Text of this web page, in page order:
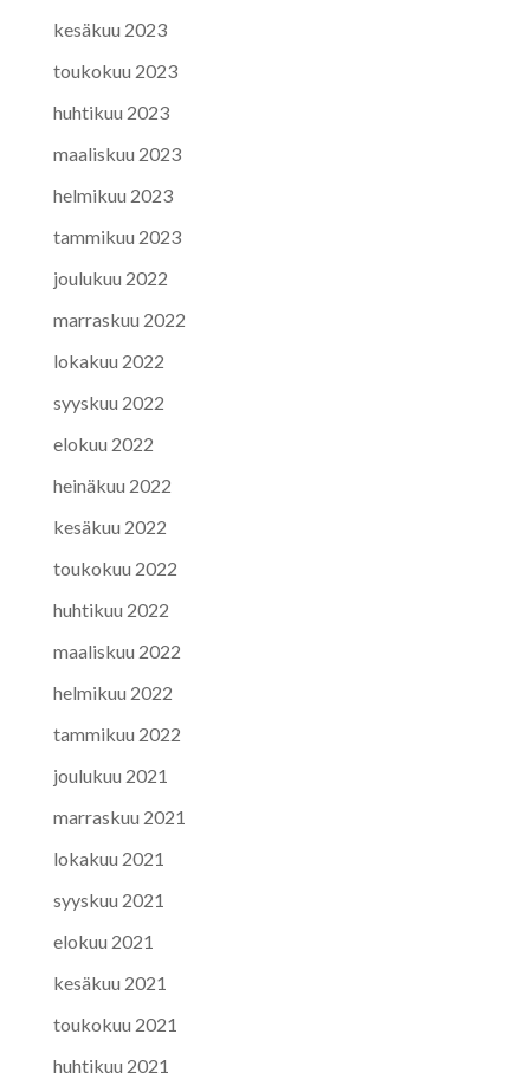
kesäkuu 2023
toukokuu 2023
huhtikuu 2023
maaliskuu 2023
helmikuu 2023
tammikuu 2023
joulukuu 2022
marraskuu 2022
lokakuu 2022
syyskuu 2022
elokuu 2022
heinäkuu 2022
kesäkuu 2022
toukokuu 2022
huhtikuu 2022
maaliskuu 2022
helmikuu 2022
tammikuu 2022
joulukuu 2021
marraskuu 2021
lokakuu 2021
syyskuu 2021
elokuu 2021
kesäkuu 2021
toukokuu 2021
huhtikuu 2021